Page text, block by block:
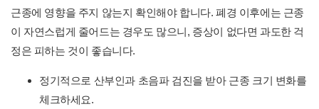
근종에 영향을 주지 않는지 확인해야 합니다. 폐경 이후에는 근종
이 자연스럽게 줄어드는 경우도 많으니, 증상이 없다면 과도한 걱
정은 피하는 것이 좋습니다.
정기적으로 산부인과 초음파 검진을 받아 근종 크기 변화를
체크하세요.